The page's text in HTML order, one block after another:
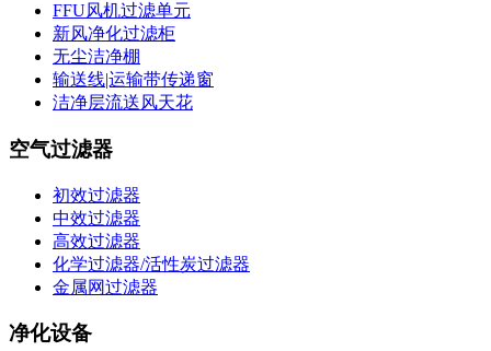
FFU风机过滤单元
新风净化过滤柜
无尘洁净棚
输送线|运输带传递窗
洁净层流送风天花
空气过滤器
初效过滤器
中效过滤器
高效过滤器
化学过滤器/活性炭过滤器
金属网过滤器
净化设备